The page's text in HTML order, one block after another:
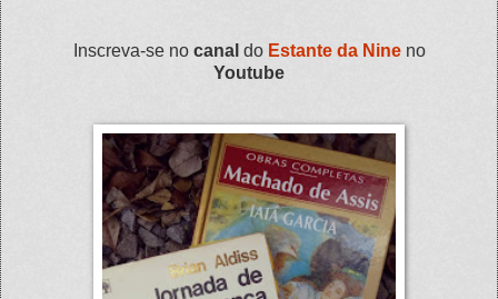
Inscreva-se no canal do Estante da Nineno
Youtube